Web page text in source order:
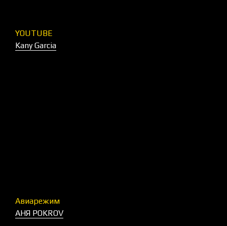
YOUTUBE
Kany Garcia
Авиарежим
АНЯ POKROV